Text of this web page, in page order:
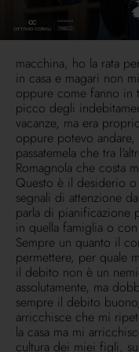
essere molto chiari su
pianificazione che
macchina, ho la rata
in casa e magari non
oppure come fanno in
picco degli
vacanze, ma era
oppure potevo
passatemela che tra
Romagnola che costa
Questo è il desiderio
segnali di attenzione
parla di pianificazione
in quella famiglia o
Sempre un quanto il
permettere, per quale
il debito non è un
assolutamente, ma
sempre il debito
arricchisce che mi
la casa ma mi
cultura dei miei figli,